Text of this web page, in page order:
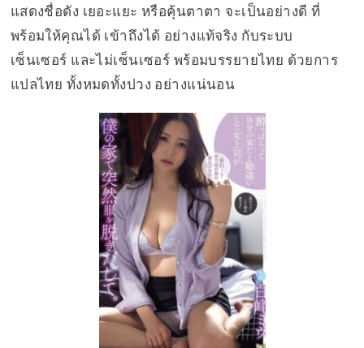
แสดงชื่อดัง เยอะแยะ หรือคุ้นตาตา จะเป็นอย่างดี ที่
พร้อมให้คุณได้ เข้าถึงได้ อย่างแท้จริง กับระบบ
เซ็นเซอร์ และไม่เซ็นเซอร์ พร้อมบรรยายไทย ด้วยการ
แปลไทย ทั้งหมดทั้งปวง อย่างแน่นอน